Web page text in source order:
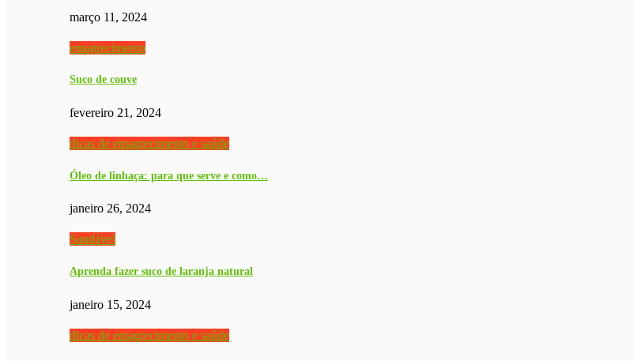
março 11, 2024
emagrecimento
Suco de couve
fevereiro 21, 2024
dicas de emagrecimento e saúde
Óleo de linhaça: para que serve e como…
janeiro 26, 2024
Saudável
Aprenda fazer suco de laranja natural
janeiro 15, 2024
dicas de emagrecimento e saúde